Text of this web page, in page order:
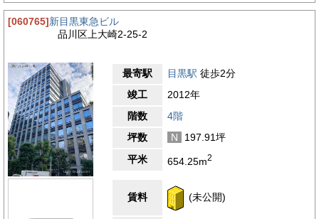
[060765]新目黒東急ビル
品川区上大崎2-25-2
最寄駅 目黒駅 徒歩2分
竣工
2012年
階数
4階
坪数
N
197.91坪
平米
654.25m2
賃料 (未公開)